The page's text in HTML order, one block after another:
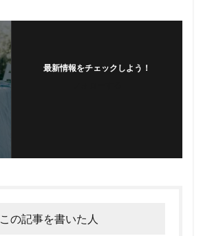
最新情報をチェックしよう！
この記事を書いた人